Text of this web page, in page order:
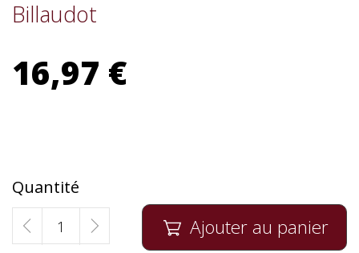
Billaudot
16,97 €
Quantité
 Ajouter au panier